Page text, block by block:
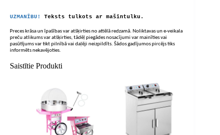
UZMANĪBU! Teksts tulkots ar mašīntulku.
Preces krāsa un īpašības var atšķirties no attēlā redzamā. Noliktavas un e-veikala
preču atlikums var atšķirties, tādēļ piegādes nosacījumi var mainīties vai
pasūtījums var tikt pilnībā vai daļēji neizpildīts. Šādos gadījumos pircējs tiks
informēts nekavējoties.
Saistītie Produkti